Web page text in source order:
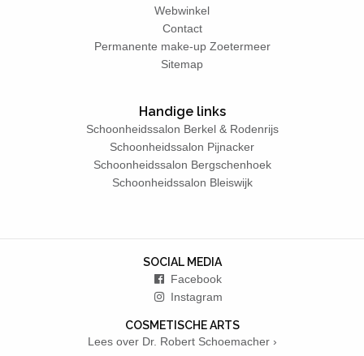
Webwinkel
Contact
Permanente make-up Zoetermeer
Sitemap
Handige links
Schoonheidssalon Berkel & Rodenrijs
Schoonheidssalon Pijnacker
Schoonheidssalon Bergschenhoek
Schoonheidssalon Bleiswijk
SOCIAL MEDIA
Facebook
Instagram
COSMETISCHE ARTS
Lees over Dr. Robert Schoemacher ›